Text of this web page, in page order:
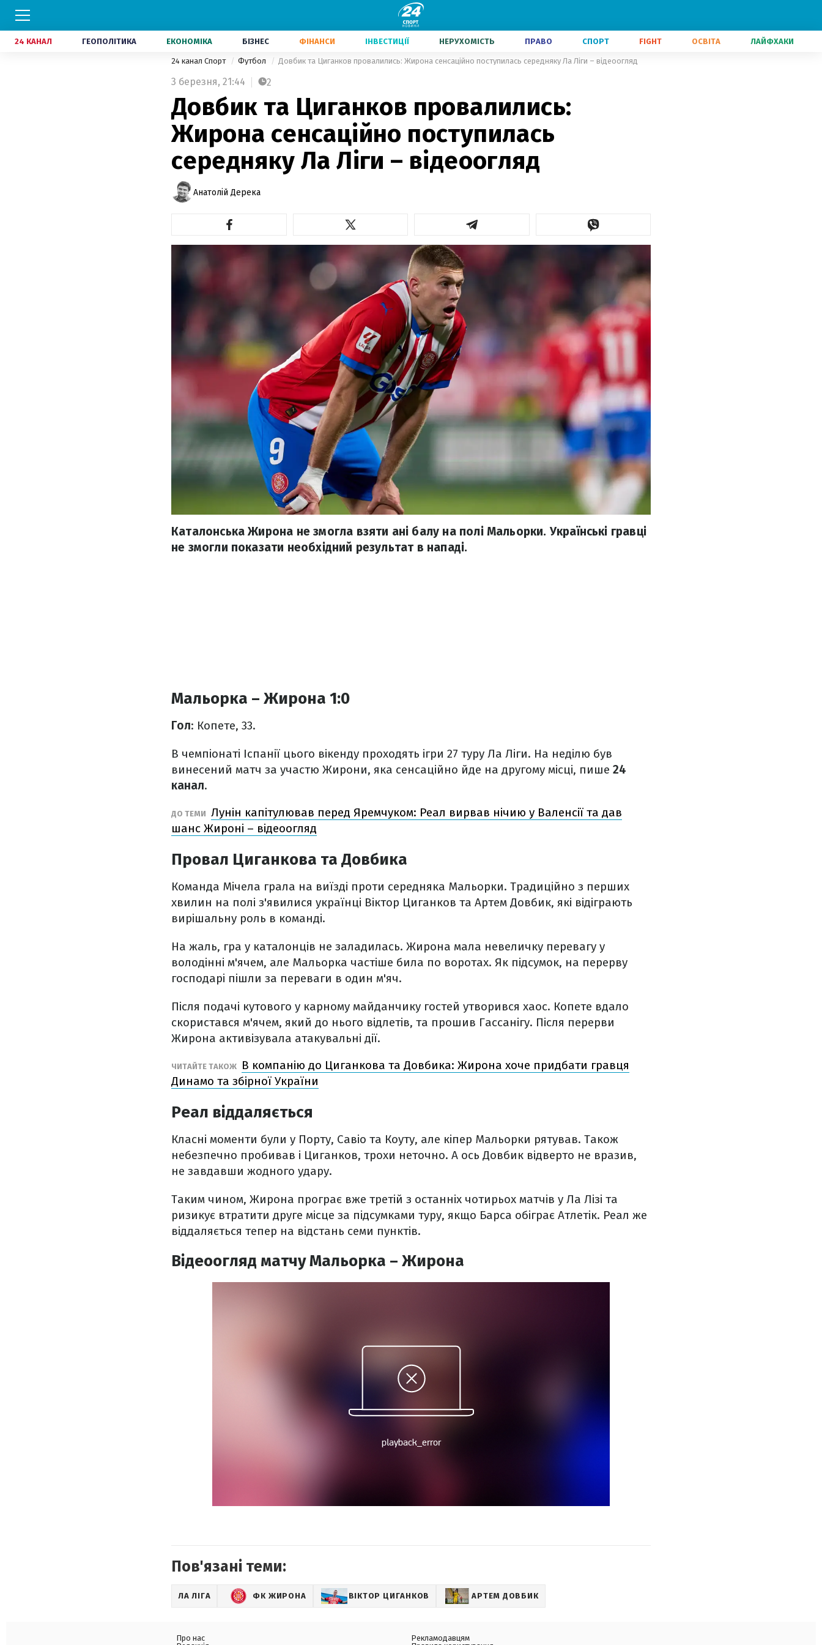
24 КАНАЛ ГЕОПОЛІТИКА ЕКОНОМІКА БІЗНЕС ФІНАНСИ ІНВЕСТИЦІЇ НЕРУХОМІСТЬ ПРАВО СПОРТ FIGHT ОСВІТА ЛАЙФХАКИ
24 канал Спорт Футбол Довбик та Циганков провалились: Жирона сенсаційно поступилась середняку Ла Ліги – відеоогляд
3 березня, 21:44 2
Довбик та Циганков провалились:
Жирона сенсаційно поступилась
середняку Ла Ліги – відеоогляд
Анатолій Дерека
Каталонська Жирона не змогла взяти ані балу на полі Мальорки. Українські гравці
не змогли показати необхідний результат в нападі.
Мальорка – Жирона 1:0
Гол: Копете, 33.
В чемпіонаті Іспанії цього вікенду проходять ігри 27 туру Ла Ліги. На неділю був
винесений матч за участю Жирони, яка сенсаційно йде на другому місці, пише 24
канал.
ДО ТЕМИ Лунін капітулював перед Яремчуком: Реал вирвав нічию у Валенсії та дав
шанс Жироні – відеоогляд
Провал Циганкова та Довбика
Команда Мічела грала на виїзді проти середняка Мальорки. Традиційно з перших
хвилин на полі з'явилися українці Віктор Циганков та Артем Довбик, які відіграють
вирішальну роль в команді.
На жаль, гра у каталонців не заладилась. Жирона мала невеличку перевагу у
володінні м'ячем, але Мальорка частіше била по воротах. Як підсумок, на перерву
господарі пішли за переваги в один м'яч.
Після подачі кутового у карному майданчику гостей утворився хаос. Копете вдало
скористався м'ячем, який до нього відлетів, та прошив Гассанігу. Після перерви
Жирона активізувала атакувальні дії.
ЧИТАЙТЕ ТАКОЖ
В компанію до Циганкова та Довбика: Жирона хоче придбати гравця
Динамо та збірної України
Реал віддаляється
Класні моменти були у Порту, Савіо та Коуту, але кіпер Мальорки рятував. Також
небезпечно пробивав і Циганков, трохи неточно. А ось Довбик відверто не вразив,
не завдавши жодного удару.
Таким чином, Жирона програє вже третій з останніх чотирьох матчів у Ла Лізі та
ризикує втратити друге місце за підсумками туру, якщо Барса обіграє Атлетік. Реал же
віддаляється тепер на відстань семи пунктів.
Відеоогляд матчу Мальорка – Жирона
Пов'язані теми:
ЛА ЛІГА ФК ЖИРОНА ВІКТОР ЦИГАНКОВ АРТЕМ ДОВБИК
Про нас
Рекламодавцям